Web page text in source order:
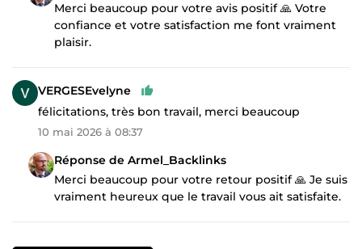
Merci beaucoup pour votre avis positif 🙏 Votre
confiance et votre satisfaction me font vraiment
plaisir.
VERGESEvelyne
félicitations, très bon travail, merci beaucoup
10 mai 2026 à 08:37
Réponse de Armel_Backlinks
Merci beaucoup pour votre retour positif 🙏 Je suis
vraiment heureux que le travail vous ait satisfaite.